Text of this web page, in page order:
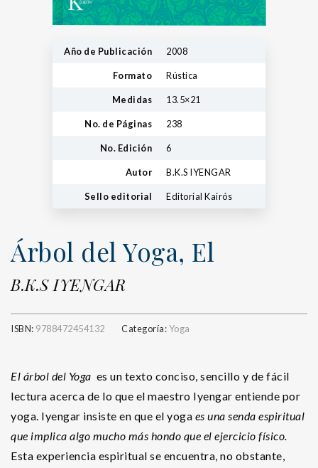
Año de Publicación 2008
Formato Rústica
Medidas 13.5×21
No. de Páginas 238
No. Edición 6
Autor B.K.S IYENGAR
Sello editorial Editorial Kairós
Árbol del Yoga, El
B.K.S IYENGAR
ISBN: 9788472454132 Categoría:Yoga
El árbol del Yoga es un texto conciso, sencillo y de fácil
lectura acerca de lo que el maestro Iyengar entiende por
yoga. Iyengar insiste en que el yoga es una senda espiritual
que implica algo mucho más hondo que el ejercicio físico.
Esta experiencia espiritual se encuentra, no obstante,